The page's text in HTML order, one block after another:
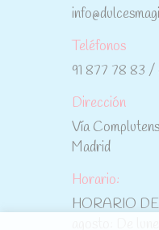
Teléfonos
91 877 78 83 /
Dirección
Vía
Madrid
Horario:
HORARIO DE